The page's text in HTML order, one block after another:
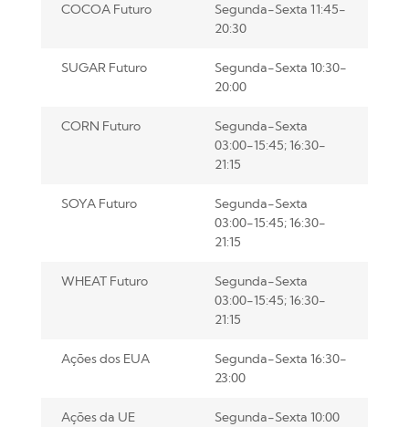
COCOA Futuro
Segunda-Sexta 11:45-
20:30
SUGAR Futuro
Segunda-Sexta 10:30-
20:00
CORN Futuro
Segunda-Sexta
03:00-15:45; 16:30-
21:15
SOYA Futuro
Segunda-Sexta
03:00-15:45; 16:30-
21:15
WHEAT Futuro
Segunda-Sexta
03:00-15:45; 16:30-
21:15
Ações dos EUA
Segunda-Sexta 16:30-
23:00
Ações da UE
Segunda-Sexta 10:00